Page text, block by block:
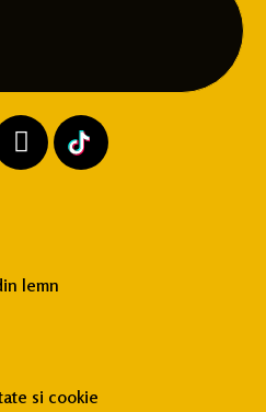
lemn
si cookie